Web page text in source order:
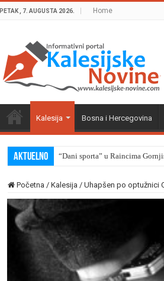
PETAK , 7. AUGUSTA 2026. Home
Kalesija Bosna i Hercegovina
Aktuelno “Dani sporta” u Raincima
Početna / Kalesija / Uhapšen po optužnici